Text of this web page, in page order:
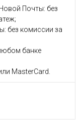
Почты: без
без комиссии за
банке
MasterCard.